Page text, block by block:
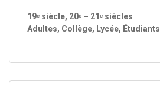
19ᵉ siècle, 20ᵉ – 21ᵉ siècles
Adultes, Collège, Lycée, Étudiants